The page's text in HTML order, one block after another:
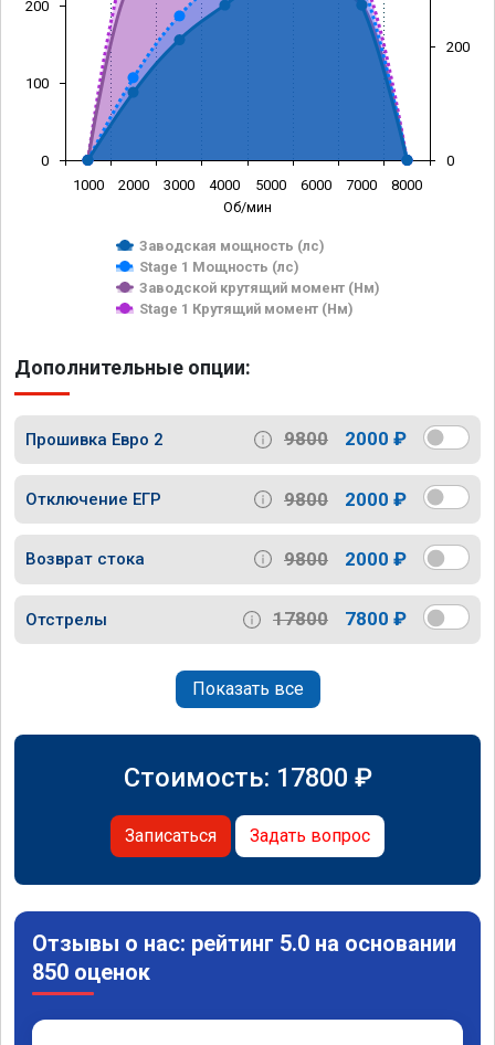
Об/мин
Заводская мощность (лс)
Stage 1 Мощность (лс)
Заводской крутящий момент (Нм)
Stage 1 Крутящий момент (Нм)
1000 2000 3000 4000 5000 6000 7000 8000
0
100
200
0
200
Дополнительные опции:
Прошивка Евро 2 9800 2000 ₽
Отключение ЕГР 9800 2000 ₽
Возврат стока 9800 2000 ₽
Отстрелы 17800 7800 ₽
Показать все
Стоимость: 17800 ₽
Записаться Задать вопрос
Отзывы о нас: рейтинг 5.0 на основании
850 оценок